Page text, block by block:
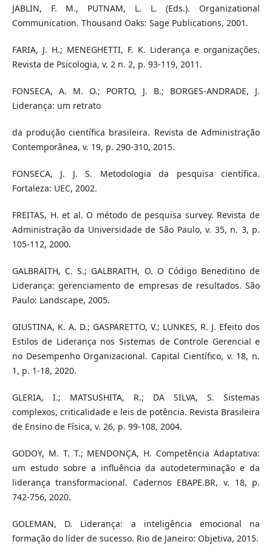
JABLIN, F. M., PUTNAM, L. L. (Eds.). Organizational
Communication. Thousand Oaks: Sage Publications, 2001.
FARIA, J. H.; MENEGHETTI, F. K. Liderança e organizações.
Revista de Psicologia, v. 2 n. 2, p. 93-119, 2011.
FONSECA, A. M. O.; PORTO, J. B.; BORGES-ANDRADE, J.
Liderança: um retrato
da produção científica brasileira. Revista de Administração
Contemporânea, v. 19, p. 290-310, 2015.
FONSECA, J. J. S. Metodologia da pesquisa científica.
Fortaleza: UEC, 2002.
FREITAS, H. et al. O método de pesquisa survey. Revista de
Administração da Universidade de São Paulo, v. 35, n. 3, p.
105-112, 2000.
GALBRAITH, C. S.; GALBRAITH, O. O Código Beneditino de
Liderança: gerenciamento de empresas de resultados. São
Paulo: Landscape, 2005.
GIUSTINA, K. A. D.; GASPARETTO, V.; LUNKES, R. J. Efeito dos
Estilos de Liderança nos Sistemas de Controle Gerencial e
no Desempenho Organizacional. Capital Científico, v. 18, n.
1, p. 1-18, 2020.
GLERIA, I.; MATSUSHITA, R.; DA SILVA, S. Sistemas
complexos, criticalidade e leis de potência. Revista Brasileira
de Ensino de Física, v. 26, p. 99-108, 2004.
GODOY, M. T. T.; MENDONÇA, H. Competência Adaptativa:
um estudo sobre a influência da autodeterminação e da
liderança transformacional. Cadernos EBAPE.BR, v. 18, p.
742-756, 2020.
GOLEMAN, D. Liderança: a inteligência emocional na
formação do líder de sucesso. Rio de Janeiro: Objetiva, 2015.